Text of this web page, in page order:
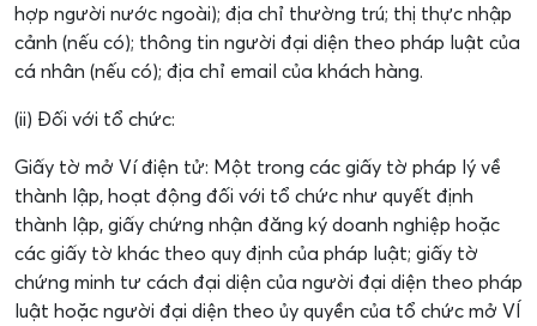
hợp người nước ngoài); địa chỉ thường trú; thị thực nhập
cảnh (nếu có); thông tin người đại diện theo pháp luật của
cá nhân (nếu có); địa chỉ email của khách hàng.
(ii) Đối với tổ chức:
Giấy tờ mở Ví điện tử: Một trong các giấy tờ pháp lý về
thành lập, hoạt động đối với tổ chức như quyết định
thành lập, giấy chứng nhận đăng ký doanh nghiệp hoặc
các giấy tờ khác theo quy định của pháp luật; giấy tờ
chứng minh tư cách đại diện của người đại diện theo pháp
luật hoặc người đại diện theo ủy quyền của tổ chức mở VÍ